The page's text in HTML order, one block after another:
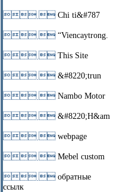
 Chi ti&#787
 “Viencaytrong.
 This Site
 &#8220;trun
 Nambo Motor
 &#8220;H&am
 webpage
 Mebel custom
 обратные
ссылк